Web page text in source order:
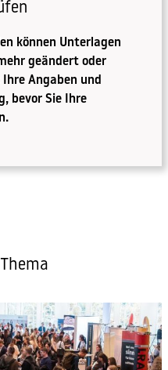
können Unterlagen
geändert oder
Angaben und
bevor Sie Ihre